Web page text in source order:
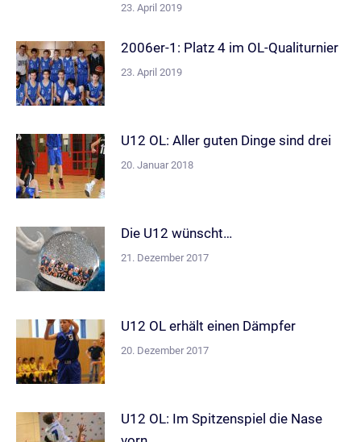
23. April 2019
2006er-1: Platz 4 im OL-Qualiturnier
23. April 2019
U12 OL: Aller guten Dinge sind drei
20. Januar 2018
Die U12 wünscht…
21. Dezember 2017
U12 OL erhält einen Dämpfer
20. Dezember 2017
U12 OL: Im Spitzenspiel die Nase